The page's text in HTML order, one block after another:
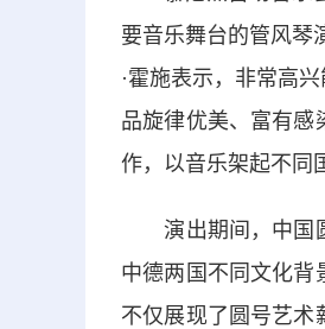
要音乐舞台的管风琴
·霍施表示，非常高
品旋律优美、富有感
作，以音乐架起不同
演出期间，中国圆
中德两国不同文化背
不仅展现了圆号艺术